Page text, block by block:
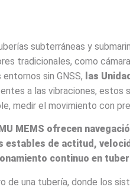
subterráneas y
tradicionales, como
sin GNSS, las
a las vibraciones, estos
medir el movimiento con
MEMS ofrecen
estables de actitud,
continuo en
de una tubería, donde los